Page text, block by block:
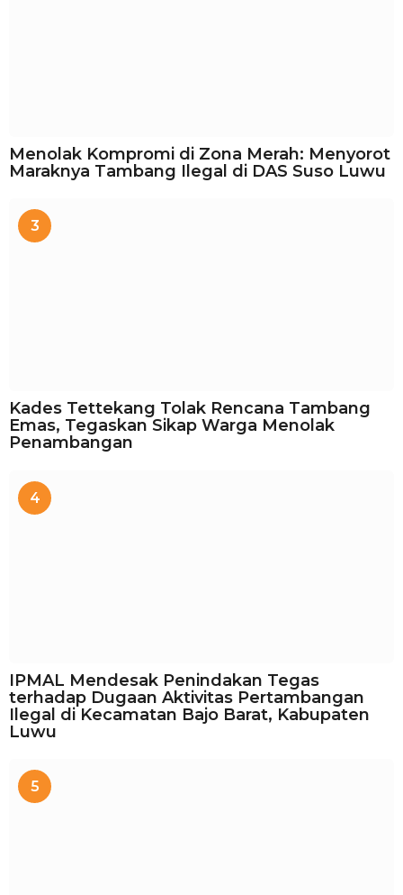
Menolak Kompromi di Zona Merah: Menyorot
Maraknya Tambang Ilegal di DAS Suso Luwu
3
Kades Tettekang Tolak Rencana Tambang
Emas, Tegaskan Sikap Warga Menolak
Penambangan
4
IPMAL Mendesak Penindakan Tegas
terhadap Dugaan Aktivitas Pertambangan
Ilegal di Kecamatan Bajo Barat, Kabupaten
Luwu
5